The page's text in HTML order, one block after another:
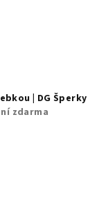
| DG Šperky
zdarma